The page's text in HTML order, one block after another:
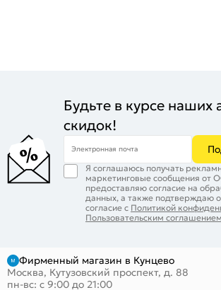
Будьте в курсе наших
скидок!
Электронная почта
Я соглашаюсь получать
маркетинговые сообщения от
предоставляю согласие на
данных, а также подтверждаю
согласие с Политикой
Пользовательским соглашением
Фирменный магазин в Кунцево
Москва, Кутузовский проспект, д. 88
пн-вс: с 9:00 до 21:00